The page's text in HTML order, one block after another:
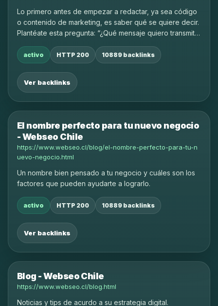
Lo primero antes de empezar a redactar, ya sea código
o contenido de marketing, es saber qué se quiere decir.
Plantéate esta pregunta: “¿Qué mensaje quiero transmitir
activo HTTP 200 10889 backlinks
Ver backlinks
El nombre perfecto para tu nuevo negocio
- Webseo Chile
https://www.webseo.cl/blog/el-nombre-perfecto-para-tu-n
uevo-negocio.html
Un nombre bien pensado a tu negocio y cuáles son los
factores que pueden ayudarte a lograrlo.
activo HTTP 200 10889 backlinks
Ver backlinks
Blog - Webseo Chile
https://www.webseo.cl/blog.html
Noticias y tips de acurdo a su estrategia digital.